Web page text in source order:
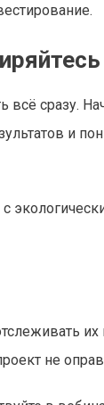
сразу.
и
их
не